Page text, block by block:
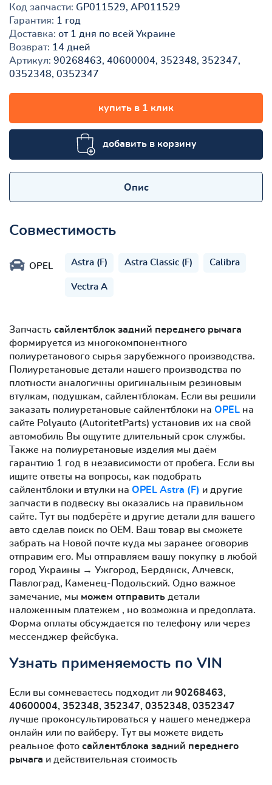
Код запчасти: GP011529, AP011529
Гарантия: 1 год
Доставка: от 1 дня по всей Украине
Возврат: 14 дней
Артикул: 90268463, 40600004, 352348, 352347,
0352348, 0352347
купить в 1 клик
добавить в корзину
Опис
Совместимость
OPEL Astra (F) Astra Classic (F) Calibra
Vectra A
Запчасть сайлентблок задний переднего рычага
формируется из многокомпонентного
полиуретанового сырья зарубежного производства.
Полиуретановые детали нашего производства по
плотности аналогичны оригинальным резиновым
втулкам, подушкам, сайлентблокам. Если вы решили
заказать полиуретановые сайлентблоки на OPEL на
сайте Polyauto (AutoritetParts) установив их на свой
автомобиль Вы ощутите длительный срок службы.
Также на полиуретановые изделия мы даём
гарантию 1 год в независимости от пробега. Если вы
ищите ответы на вопросы, как подобрать
сайлентблоки и втулки на OPEL Astra (F) и другие
запчасти в подвеску вы оказались на правильном
сайте. Тут вы подберёте и другие детали для вашего
авто сделав поиск по OEM. Ваш товар вы сможете
забрать на Новой почте куда мы заранее оговорив
отправим его. Мы отправляем вашу покупку в любой
город Украины → Ужгород, Бердянск, Алчевск,
Павлоград, Каменец-Подольский. Одно важное
замечание, мы можем отправить детали
наложенным платежем , но возможна и предоплата.
Форма оплаты обсуждается по телефону или через
мессенджер фейсбука.
Узнать применяемость по VIN
Если вы сомневаетесь подходит ли 90268463,
40600004, 352348, 352347, 0352348, 0352347
лучше проконсультироваться у нашего менеджера
онлайн или по вайберу. Тут вы можете видеть
реальное фото сайлентблокa задний переднего
рычага и действительная стоимость